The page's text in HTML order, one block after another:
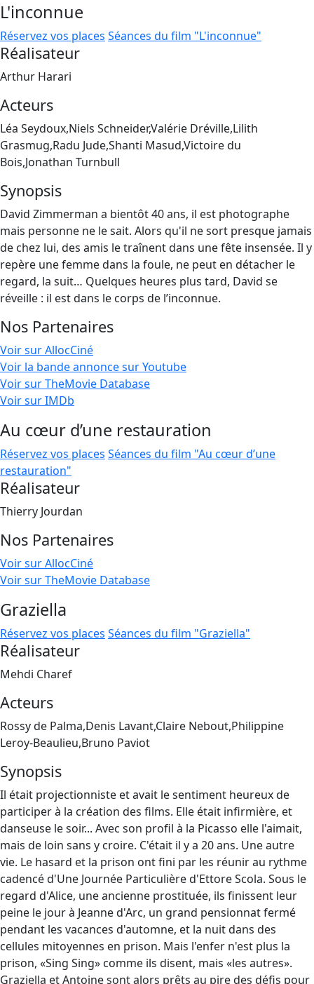
L'inconnue
Réservez vos places Séances du film "L'inconnue"
Réalisateur
Arthur Harari
Acteurs
Léa Seydoux,Niels Schneider,Valérie Dréville,Lilith
Grasmug,Radu Jude,Shanti Masud,Victoire du
Bois,Jonathan Turnbull
Synopsis
David Zimmerman a bientôt 40 ans, il est photographe
mais personne ne le sait. Alors qu'il ne sort presque jamais
de chez lui, des amis le traînent dans une fête insensée. Il y
repère une femme dans la foule, ne peut en détacher le
regard, la suit… Quelques heures plus tard, David se
réveille : il est dans le corps de l’inconnue.
Nos Partenaires
Voir sur AllocCiné
Voir la bande annonce sur Youtube
Voir sur TheMovie Database
Voir sur IMDb
Au cœur d’une restauration
Réservez vos places Séances du film "Au cœur d’une
restauration"
Réalisateur
Thierry Jourdan
Nos Partenaires
Voir sur AllocCiné
Voir sur TheMovie Database
Graziella
Réservez vos places Séances du film "Graziella"
Réalisateur
Mehdi Charef
Acteurs
Rossy de Palma,Denis Lavant,Claire Nebout,Philippine
Leroy-Beaulieu,Bruno Paviot
Synopsis
Il était projectionniste et avait le sentiment heureux de
participer à la création des films. Elle était infirmière, et
danseuse le soir... Avec son profil à la Picasso elle l'aimait,
mais de loin sans y croire. C'était il y a 20 ans. Une autre
vie. Le hasard et la prison ont fini par les réunir au rythme
cadencé d'Une Journée Particulière d'Ettore Scola. Sous le
regard d'Alice, une ancienne prostituée, ils finissent leur
peine le jour à Jeanne d'Arc, un grand pensionnat fermé
pendant les vacances d'automne, et la nuit dans des
cellules mitoyennes en prison. Mais l'enfer n'est plus la
prison, «Sing Sing» comme ils disent, mais «les autres».
Graziella et Antoine sont alors prêts au pire des défis pour